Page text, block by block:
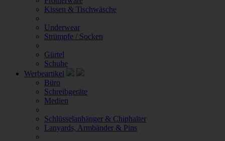
Kissen & Tischwäsche
Underwear
Strümpfe / Socken
Gürtel
Schuhe
Werbeartikel
Büro
Schreibgeräte
Medien
Schlüsselanhänger & Chiphalter
Lanyards, Armbänder & Pins